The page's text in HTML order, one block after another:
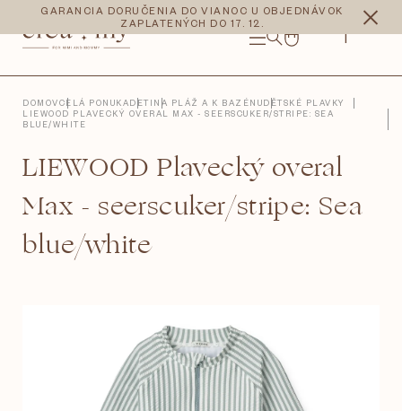
obsah
GARANCIA DORUČENIA DO VIANOC U OBJEDNÁVOK
ZAPLATENÝCH DO 17. 12.
NÁKUPNÝ
CZK EUR
DOMOVCELÁ PONUKADETI NA PLÁŽ A K BAZÉNUDĚTSKÉ PLAVKY
LIEWOOD PLAVECKÝ OVERAL MAX - SEERSCUKER/STRIPE: SEA
BLUE/WHITE
LIEWOOD Plavecký overal
Max - seerscuker/stripe: Sea
blue/white